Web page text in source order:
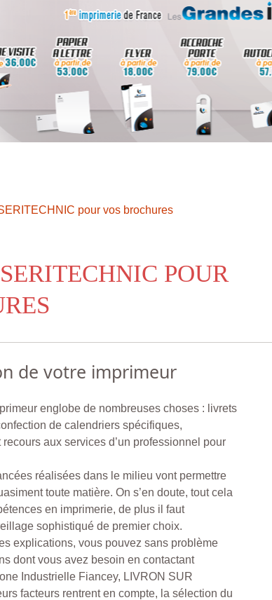
pour vos brochures
POUR
de votre imprimeur
englobe de nombreuses choses : livrets
de calendriers spécifiques,
aux services d’un professionnel pour
réalisées dans le milieu vont permettre
toute matière. On s’en doute, tout cela
en imprimerie, de plus il faut
sophistiqué de premier choix.
explications, vous pouvez sans problème
dont vous avez besoin en contactant
Industrielle Fiancey, LIVRON SUR
facteurs rentrent en compte, la sélection du